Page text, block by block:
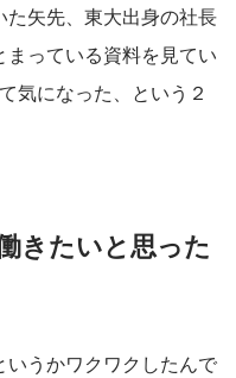
矢先、東大出身の社長
っている資料を見てい
気になった、という２
きたいと思った
うかワクワクしたんで